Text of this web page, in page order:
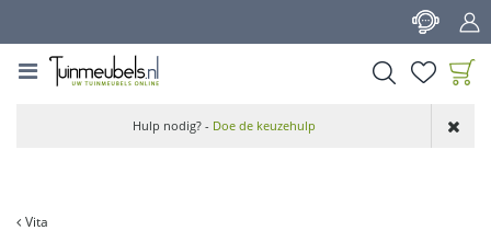
Vita
aan wensenlijst
Hulp nodig? - Doe de keuzehulp